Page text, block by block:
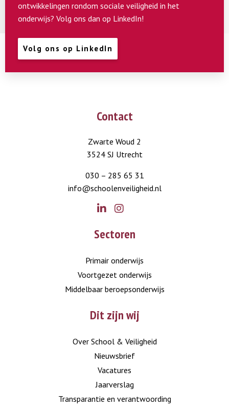
ontwikkelingen rondom sociale veiligheid in het
onderwijs? Volg ons dan op LinkedIn!
Volg ons op LinkedIn
Contact
Zwarte Woud 2
3524 SJ Utrecht
030 – 285 65 31
info@schoolenveiligheid.nl
Sectoren
Primair onderwijs
Voortgezet onderwijs
Middelbaar beroepsonderwijs
Dit zijn wij
Over School & Veiligheid
Nieuwsbrief
Vacatures
Jaarverslag
Transparantie en verantwoording